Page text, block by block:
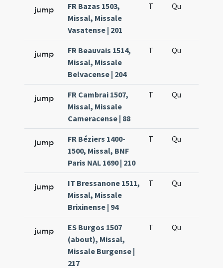
jump
FR Bazas 1503,
Missal, Missale
Vasatense | 201
T Qu
jump
FR Beauvais 1514,
Missal, Missale
Belvacense | 204
T Qu
jump
FR Cambrai 1507,
Missal, Missale
Cameracense | 88
T Qu
jump
FR Béziers 1400-
1500, Missal, BNF
Paris NAL 1690 | 210
T Qu
jump
IT Bressanone 1511,
Missal, Missale
Brixinense | 94
T Qu
jump
ES Burgos 1507
(about), Missal,
Missale Burgense |
217
T Qu